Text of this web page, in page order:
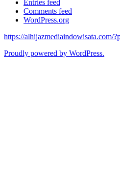
Entries feed
Comments feed
WordPress.org
https://alhijazmediaindowisata.com/
Proudly powered by WordPress.